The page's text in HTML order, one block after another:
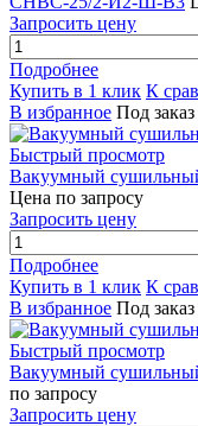
Запросить цену
Подробнее
Купить в 1 клик К
В избранное Под заказ
Быстрый просмотр
Вакуумный
Цена по запросу
Запросить цену
Подробнее
Купить в 1 клик К
В избранное Под заказ
Быстрый просмотр
Вакуумный
по запросу
Запросить цену